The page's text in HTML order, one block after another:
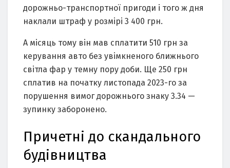
дорожньо-транспортної пригоди і того ж дня
наклали штраф у розмірі 3 400 грн.
А місяць тому він мав сплатити 510 грн за
керування авто без увімкненого ближнього
світла фар у темну пору доби. Ще 250 грн
сплатив на початку листопада 2023-го за
порушення вимог дорожнього знаку 3.34 —
зупинку заборонено.
Причетні до скандального
будівництва